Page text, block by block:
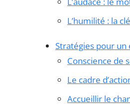
L’humilité : la
Stratégies pour un
Conscience de
Le cadre
Accueillir le